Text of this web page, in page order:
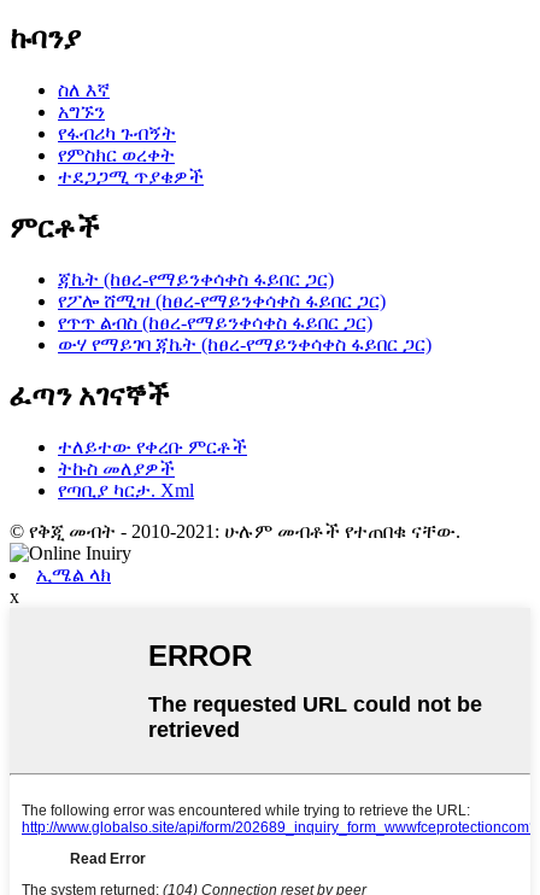
ኩባንያ
ስለ እኛ
አግኙን
የፋብሪካ ጉብኝት
የምስክር ወረቀት
ተደጋጋሚ ጥያቄዎች
ምርቶች
ጃኬት (ከፀረ-የማይንቀሳቀስ ፋይበር ጋር)
የፖሎ ሸሚዝ (ከፀረ-የማይንቀሳቀስ ፋይበር ጋር)
የጥጥ ልብስ (ከፀረ-የማይንቀሳቀስ ፋይበር ጋር)
ውሃ የማይገባ ጃኬት (ከፀረ-የማይንቀሳቀስ ፋይበር ጋር)
ፈጣን አገናኞች
ተለይተው የቀረቡ ምርቶች
ትኩስ መለያዎች
የጣቢያ ካርታ. Xml
© የቅጂ መብት - 2010-2021: ሁሉም መብቶች የተጠበቁ ናቸው.
ኢሜል ላክ
x